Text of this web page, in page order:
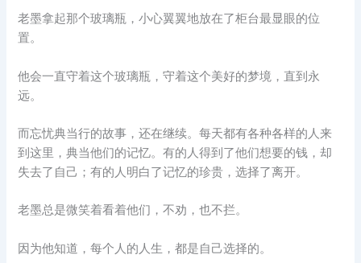
老墨拿起那个玻璃瓶，小心翼翼地放在了柜台最显眼的位
置。
他会一直守着这个玻璃瓶，守着这个美好的梦境，直到永
远。
而忘忧典当行的故事，还在继续。每天都有各种各样的人来
到这里，典当他们的记忆。有的人得到了他们想要的钱，却
失去了自己；有的人明白了记忆的珍贵，选择了离开。
老墨总是微笑着看着他们，不劝，也不拦。
因为他知道，每个人的人生，都是自己选择的。